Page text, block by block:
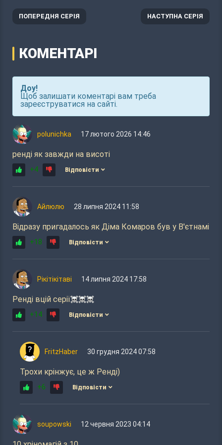
ПОПЕРЕДНЯ СЕРІЯ НАСТУПНА СЕРІЯ
КОМЕНТАРІ
Доу!
Щоб залишати коментарі вам треба
зареєструватися на сайті.
polunichka 17 лютого 2026 14:46
ренді як завжди на висоті
+4 Відповісти
Айлюлю 28 липня 2024 11:58
Відразу пригадалось як Діма Комаров був у В'єтнамі
+18 Відповісти
Рікітікітаві 14 липня 2024 17:58
Ренді вцій серії☠️☠️☠️
+14 Відповісти
FritzHaber 30 грудня 2024 07:58
Трохи крінжує, це ж Ренді)
+6 Відповісти
soupowski 12 червня 2023 04:14